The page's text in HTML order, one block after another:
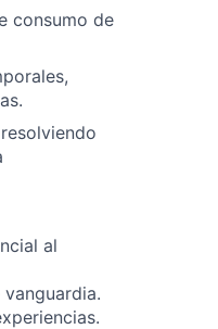
consumo de
al